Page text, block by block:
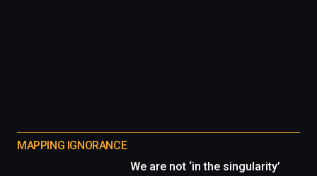
MAPPING IGNORANCE
We are not ‘in the singularity’